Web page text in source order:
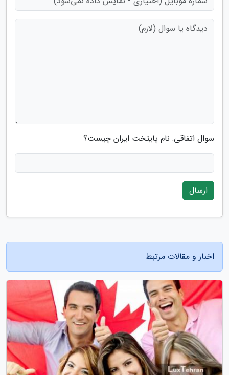
سوال اتفاقی: نام پایتخت ایران چیست؟
ارسال
اخبار و مقالات مرتبط